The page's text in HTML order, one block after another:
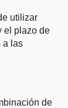
utilizar
el plazo de
a las
de